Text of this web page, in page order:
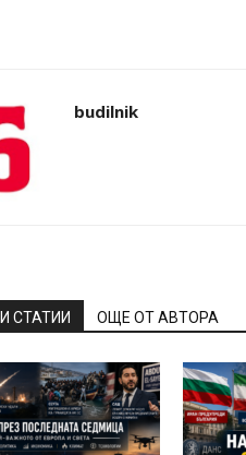
budilnik
СТАТИИ ОЩЕ ОТ АВТОРА